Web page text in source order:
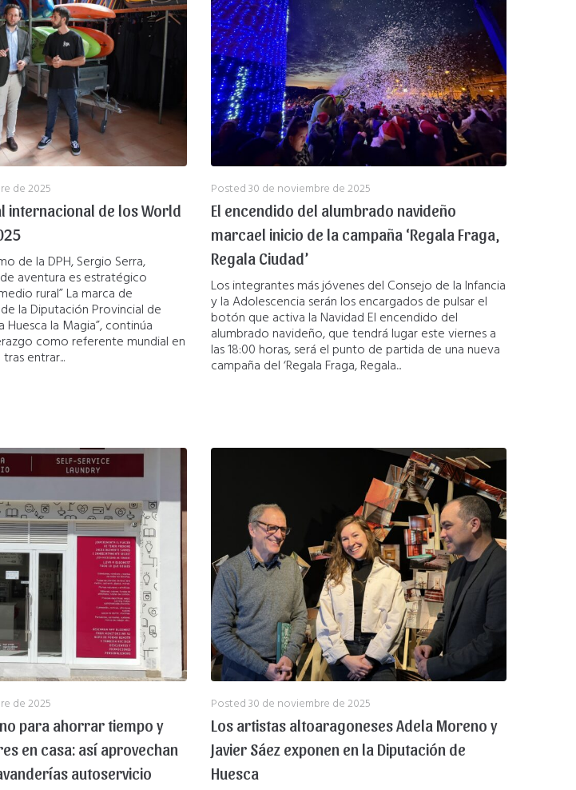
de 2025
internacional de los World
de la DPH, Sergio Serra,
aventura es estratégico
rural” La marca de
la Diputación Provincial de
Huesca la Magia”, continúa
como referente mundial en
entrar...
Posted30 de noviembre de 2025
El encendido del alumbrado navideño
marcael inicio de la campaña ‘Regala Fraga,
Regala Ciudad’
Los integrantes más jóvenes del Consejo de la Infancia
y la Adolescencia serán los encargados de pulsar el
botón que activa la Navidad El encendido del
alumbrado navideño, que tendrá lugar este viernes a
las 18:00 horas, será el punto de partida de una nueva
campaña del ‘Regala Fraga, Regala...
de 2025
para ahorrar tiempo y
en casa: así aprovechan
autoservicio
Posted30 de noviembre de 2025
Los artistas altoaragoneses Adela Moreno y
Javier Sáez exponen en la Diputación de
Huesca